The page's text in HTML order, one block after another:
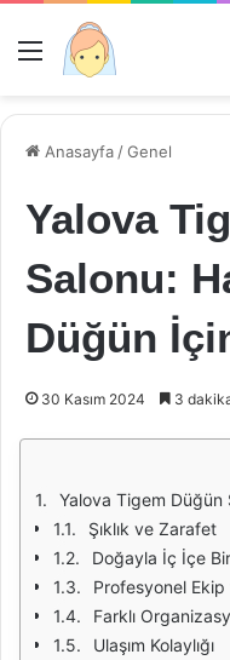
Menü
Anasayfa /Genel
Yalova
Salonu:
Düğün
30 Kasım 2024 3
Yalova Tigem Düğün
Şıklık ve Zarafet
Doğayla İç İçe
Profesyonel
Farklı
Ulaşım Kolaylığı